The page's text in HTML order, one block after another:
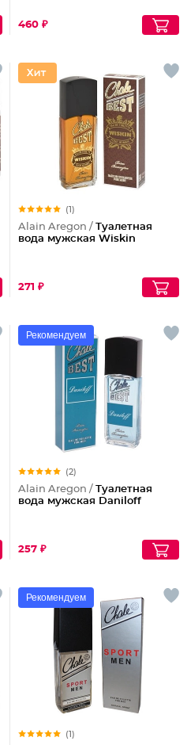
460 ₽
(1)
Alain Aregon / Туалетная
вода мужская Wiskin
271 ₽
Рекомендуем
(2)
Alain Aregon / Туалетная
вода мужская Daniloff
257 ₽
Рекомендуем
(1)